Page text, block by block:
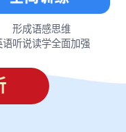
形成语感思维
语听说读学全面加强